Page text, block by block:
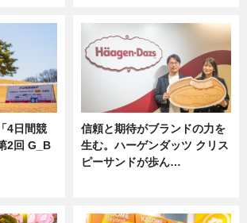
4日間競
2回 G_B
信頼と期待がブランドの力を
生む。ハーゲンダッツ クリス
ピーサンドが歩ん…